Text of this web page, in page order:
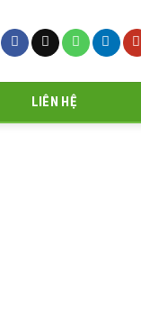
LIÊN HỆ